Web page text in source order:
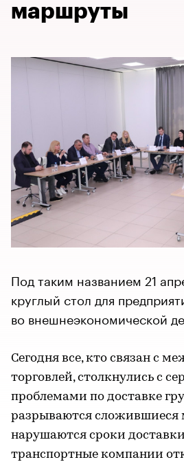
маршруты
Под таким названием 21
круглый стол для
во внешнеэкономической
Сегодня все, кто связан с
торговлей, столкнулись с
проблемами по доставке
разрываются
нарушаются сроки
транспортные компании